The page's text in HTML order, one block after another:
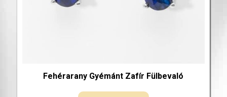
Fehérarany Gyémánt Zafír Fülbevaló